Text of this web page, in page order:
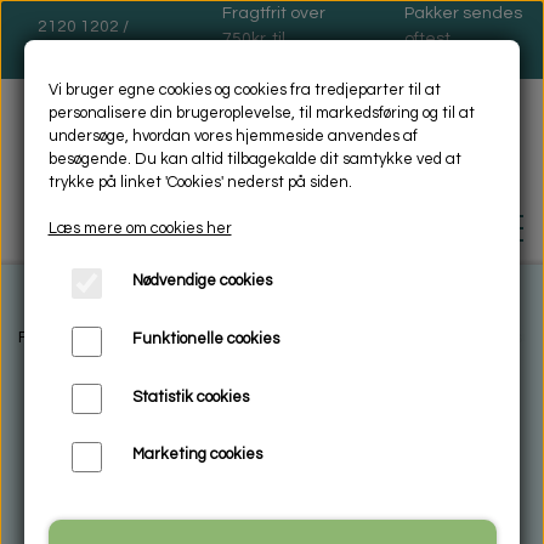
2120 1202 /
Fragtfrit over
750kr. til
Pakker sendes
oftest
FORSIDE
BIOSOL - MILJØVENLIG -
RENGØRING
Forside Galleri shop Glas håndlavet
Vi bruger egne cookies og cookies fra tredjeparter til at
personalisere din brugeroplevelse, til markedsføring og til at
undersøge, hvordan vores hjemmeside anvendes af
besøgende. Du kan altid tilbagekalde dit samtykke ved at
trykke på linket 'Cookies' nederst på siden.
Læs mere om cookies her
Nødvendige cookies
Funktionelle cookies
Statistik cookies
Marketing cookies